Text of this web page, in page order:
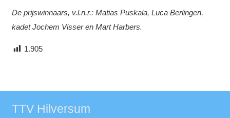
De prijswinnaars, v.l.n.r.: Matias Puskala, Luca Berlingen,
kadet Jochem Visser en Mart Harbers.
1.905
TTV Hilversum